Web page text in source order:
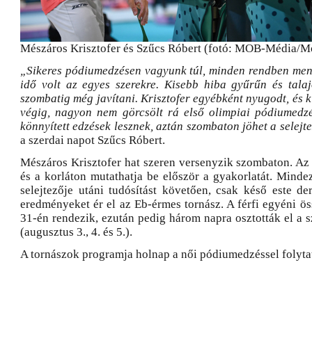
Mészáros Krisztofer és Szűcs Róbert (fotó: MOB-Média/
„Sikeres pódiumedzésen vagyunk túl, minden rendben
idő volt az egyes szerekre. Kisebb hiba gyűrűn és
szombatig még javítani. Krisztofer egyébként nyugodt, és
végig, nagyon nem görcsölt rá első olimpiai
könnyített edzések lesznek, aztán szombaton jöhet a
a szerdai napot Szűcs Róbert.
Mészáros Krisztofer hat szeren versenyzik szombaton.
és a korláton mutathatja be először a gyakorlatát.
selejtezője utáni tudósítást követően, csak késő este
eredményeket ér el az Eb-érmes tornász. A férfi egyéni
31-én rendezik, ezután pedig három napra osztották el a
(augusztus 3., 4. és 5.).
A tornászok programja holnap a női pódiumedzéssel